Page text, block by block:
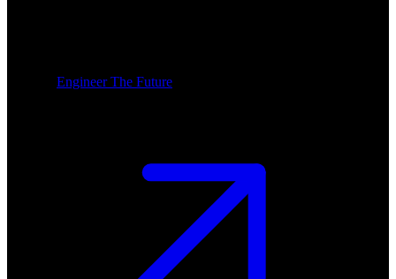
Engineer The Future